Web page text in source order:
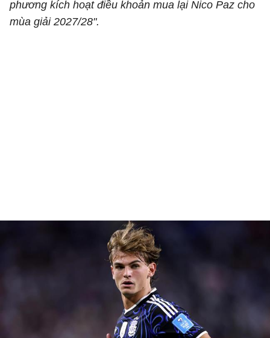
phương kích hoạt điều khoản mua lại Nico Paz cho
mùa giải 2027/28".